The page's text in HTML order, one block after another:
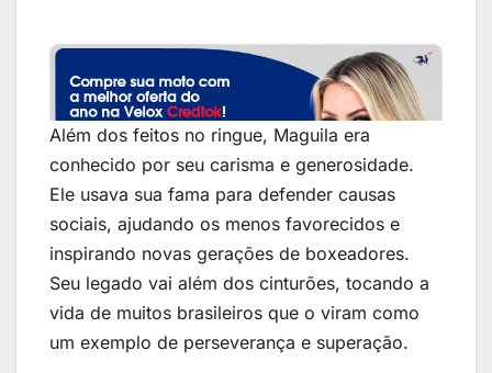
Financie seu veículo de forma rápida e 100%
Além dos feitos no ringue, Maguila era
conhecido por seu carisma e generosidade.
Ele usava sua fama para defender causas
sociais, ajudando os menos favorecidos e
inspirando novas gerações de boxeadores.
Seu legado vai além dos cinturões, tocando a
vida de muitos brasileiros que o viram como
um exemplo de perseverança e superação.